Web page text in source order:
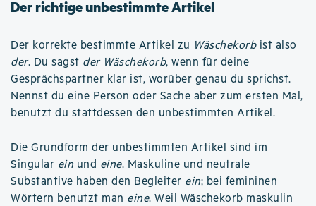
Der richtige unbestimmte Artikel
Der korrekte bestimmte Artikel zu Wäschekorbist also
der. Du sagst der Wäschekorb, wenn für deine
Gesprächspartner klar ist, worüber genau du sprichst.
Nennst du eine Person oder Sache aber zum ersten Mal,
benutzt du stattdessen den unbestimmten Artikel.
Die Grundform der unbestimmten Artikel sind im
Singular ein und eine. Maskuline und neutrale
Substantive haben den Begleiter ein; bei femininen
Wörtern benutzt man eine. Weil Wäschekorb maskulin